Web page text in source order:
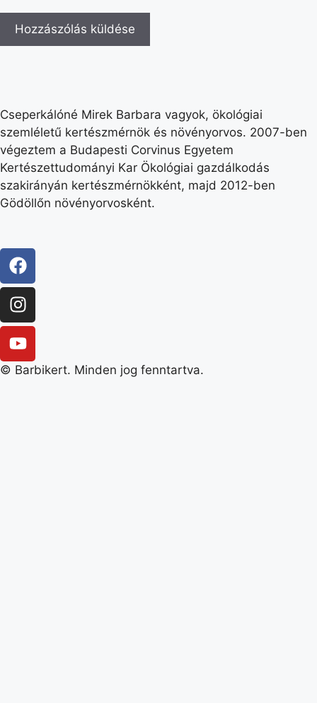
Cseperkálóné Mirek Barbara vagyok, ökológiai
szemléletű kertészmérnök és növényorvos. 2007-ben
végeztem a Budapesti Corvinus Egyetem
Kertészettudományi Kar Ökológiai gazdálkodás
szakirányán kertészmérnökként, majd 2012-ben
Gödöllőn növényorvosként.
© Barbikert. Minden jog fenntartva.